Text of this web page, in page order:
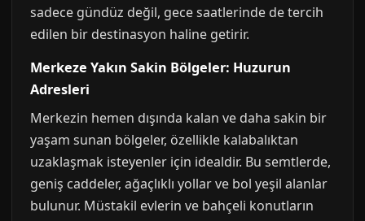
sadece gündüz değil, gece saatlerinde de tercih
edilen bir destinasyon haline getirir.
Merkeze Yakın Sakin Bölgeler: Huzurun
Adresleri
Merkezin hemen dışında kalan ve daha sakin bir
yaşam sunan bölgeler, özellikle kalabalıktan
uzaklaşmak isteyenler için idealdir. Bu semtlerde,
geniş caddeler, ağaçlıklı yollar ve bol yeşil alanlar
bulunur. Müstakil evlerin ve bahçeli konutların